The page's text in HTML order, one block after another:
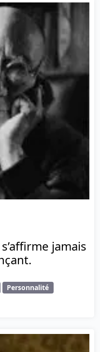
jamais
Personnalité